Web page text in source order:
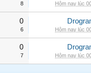
8 Hôm nay lúc
0
6 Hôm nay lúc
0
7 Hôm nay lúc